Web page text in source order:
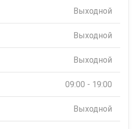
Выходной
Выходной
Выходной
09:00 - 19:00
Выходной